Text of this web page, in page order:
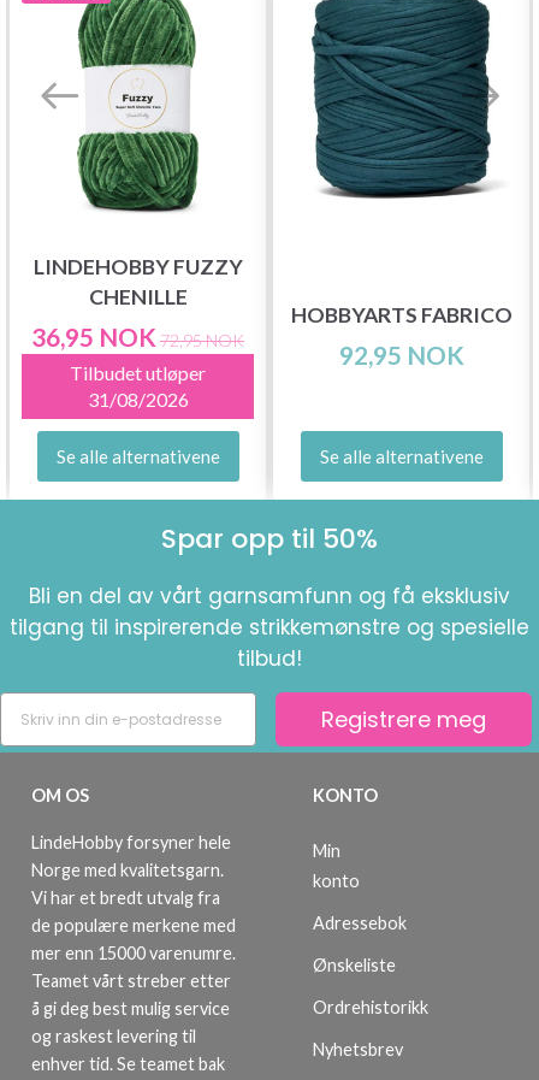
LINDEHOBBY FUZZY
CHENILLE
36,95 NOK 72,95 NOK
Tilbudet utløper
31/08/2026
Se alle alternativene
HOBBYARTS FABRICO
92,95 NOK
Se alle alternativene
Spar opp til 50%
Bli en del av vårt garnsamfunn og få eksklusiv
tilgang til inspirerende strikkemønstre og spesielle
tilbud!
Registrere meg
OM OS
LindeHobby forsyner hele
Norge med kvalitetsgarn.
Vi har et bredt utvalg fra
de populære merkene med
mer enn 15000 varenumre.
Teamet vårt streber etter
å gi deg best mulig service
og raskest levering til
enhver tid. Se teamet bak
KONTO
Min
konto
Adressebok
Ønskeliste
Ordrehistorikk
Nyhetsbrev